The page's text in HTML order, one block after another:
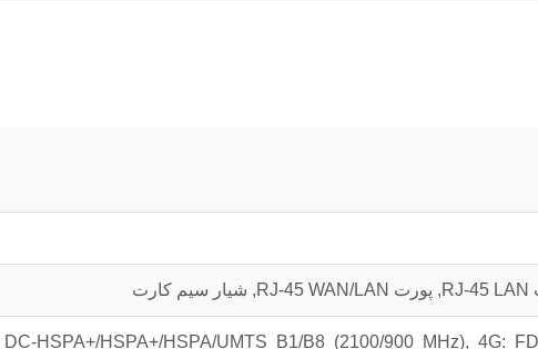
DC-HSPA+/HSPA+/HSPA/UMTS B1/B8 (2100/900 MHz), 4G: